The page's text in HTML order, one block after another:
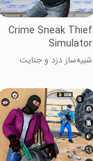
Crime Sneak Thief
Simulator
شبیه‌ساز دزد و جنایت